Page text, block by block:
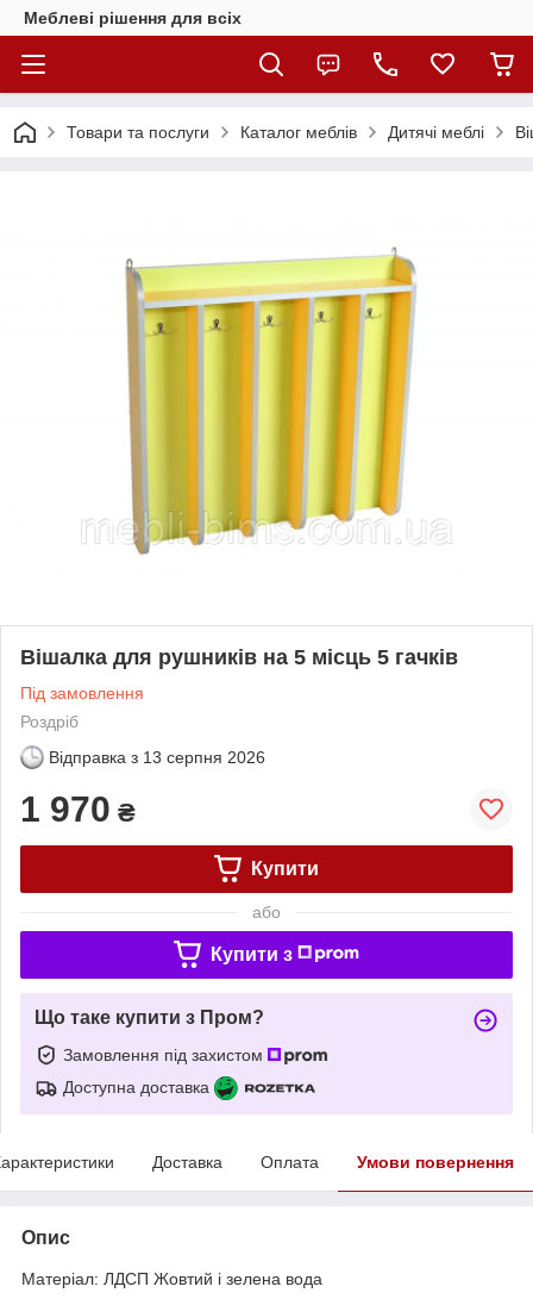
Меблеві рішення для всіх
Товари та послуги Каталог меблів Дитячі меблі
Вішалка для рушників на 5 місць 5 гачків
Під замовлення
Роздріб
Відправка з 13 серпня 2026
1 970 ₴
Купити
або
Купити з
Що таке купити з Пром?
Замовлення під захистом
Доступна доставка
Доставка Оплата Умови повернення
Опис
Матеріал: ЛДСП Жовтий і зелена вода